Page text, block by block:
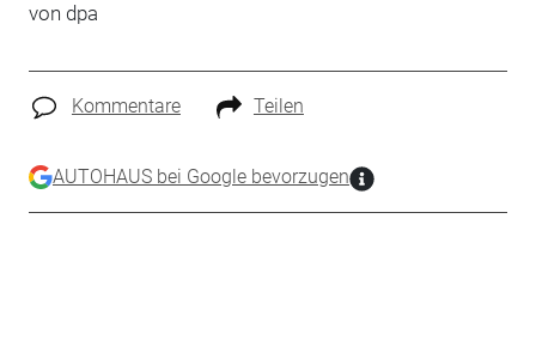
von dpa
Kommentare Teilen
AUTOHAUS bei Google bevorzugen